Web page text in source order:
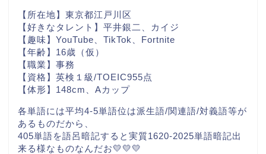
【所在地】東京都江戸川区
【好きなタレント】平井銀二、カイジ
【趣味】YouTube、TikTok、Fortnite
【年齢】16歳（仮）
【職業】事務
【資格】英検１級/TOEIC955点
【体形】148cm、Aカップ
各単語には平均4-5単語位は派生語/関連語/対義語等が
あるものだから、
405単語を語呂暗記すると実質1620-2025単語暗記出
来る様なものなんだお💛💛💛